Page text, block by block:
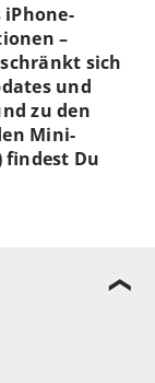
iPhone-
–
sich
und
zu den
Mini-
findest Du